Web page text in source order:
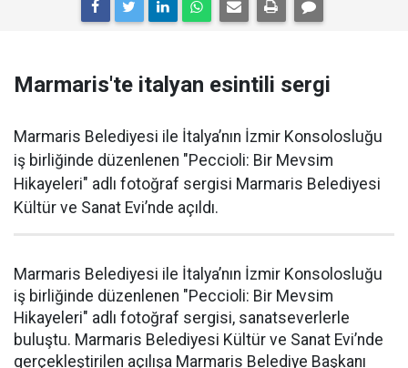
Marmaris'te italyan esintili sergi
Marmaris Belediyesi ile İtalya’nın İzmir Konsolosluğu
iş birliğinde düzenlenen "Peccioli: Bir Mevsim
Hikayeleri" adlı fotoğraf sergisi Marmaris Belediyesi
Kültür ve Sanat Evi’nde açıldı.
Marmaris Belediyesi ile İtalya’nın İzmir Konsolosluğu
iş birliğinde düzenlenen "Peccioli: Bir Mevsim
Hikayeleri" adlı fotoğraf sergisi, sanatseverlerle
buluştu. Marmaris Belediyesi Kültür ve Sanat Evi’nde
gerçekleştirilen açılışa Marmaris Belediye Başkanı